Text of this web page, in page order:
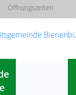
Öffnungszeiten